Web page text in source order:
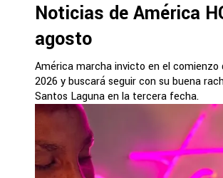
Noticias de América
agosto
América marcha invicto en el comienzo
2026 y buscará seguir con su buena
Santos Laguna en la tercera fecha.